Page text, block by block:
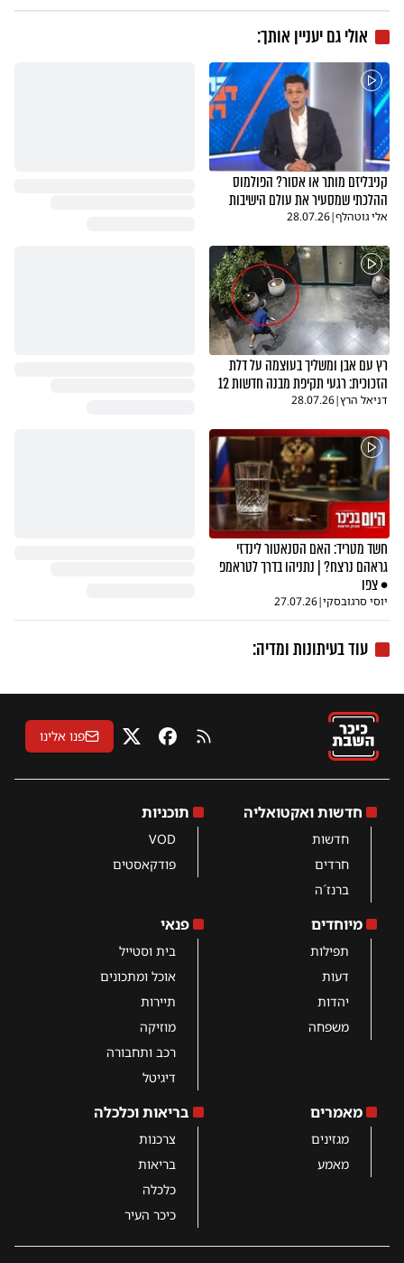
אולי גם יעניין אותך:
קניבליזם מותר או אסור? הפולמוס
ההלכתי שמסעיר את עולם הישיבות
אלי גוטהלף|
28.07.26
רץ עם אבן ומשליך בעוצמה על דלת
הזכוכית: רגעי תקיפת מבנה חדשות 12
דניאל הרץ|
28.07.26
חשד מטריד: האם הסנאטור לינדזי
גראהם נרצח? | נתניהו בדרך לטראמפ
• צפו
יוסי סרגובסקי|
27.07.26
עוד בעיתונות ומדיה:
RSS פייסבוקX פנו אלינו
חדשות ואקטואליה
חדשות
חרדים
ברנז´ה
תוכניות
VOD
פודקאסטים
מיוחדים
תפילות
דעות
יהדות
משפחה
פנאי
בית וסטייל
אוכל ומתכונים
תיירות
מוזיקה
רכב ותחבורה
דיגיטל
מאמרים
מגזינים
מאמע
בריאות וכלכלה
צרכנות
בריאות
כלכלה
כיכר העיר